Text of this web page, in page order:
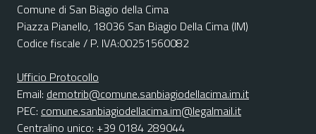
Comune di San Biagio della Cima
Piazza Pianello, 18036 San Biagio Della Cima (IM)
Codice fiscale / P. IVA:00251560082
Ufficio Protocollo
Email: demotrib@comune.sanbiagiodellacima.im.it
PEC: comune.sanbiagiodellacima.im@legalmail.it
Centralino unico: +39 0184 289044